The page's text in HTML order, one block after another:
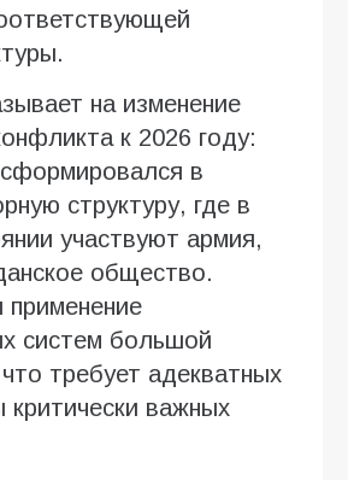
на изменение
к 2026 году:
в
структуру, где в
участвуют армия,
общество.
применение
систем большой
требует адекватных
важных